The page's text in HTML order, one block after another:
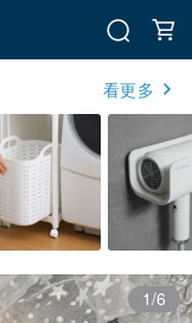
看更多
1/6